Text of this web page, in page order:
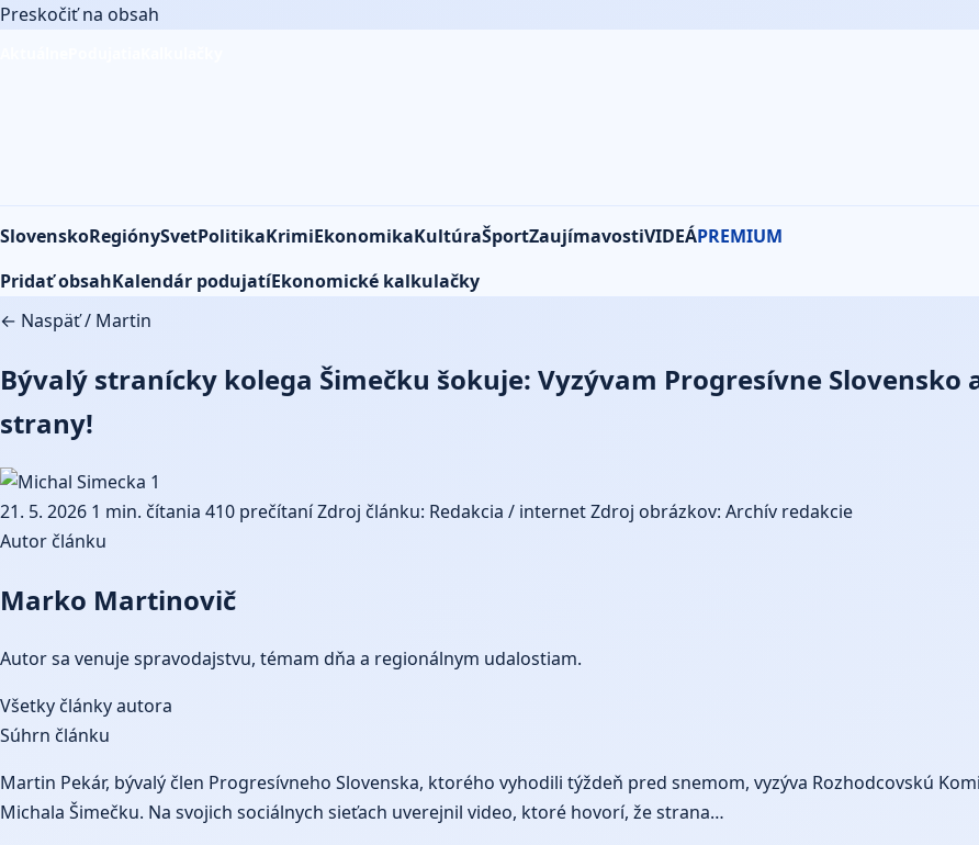
Preskočiť na obsah
SlovenskoRegiónySvetPolitikaKrimiEkonomikaKultúraŠportZaujímavostiVIDEÁPREMIUM
Pridať obsahKalendár podujatíEkonomické kalkulačky
← Naspäť/ Martin
Bývalý stranícky kolega Šimečku šokuje: Vyzývam Progresívne Slovensko
strany!
21. 5. 2026 1 min. čítania 410 prečítaníZdroj článku: Redakcia / internetZdroj obrázkov: Archív redakcie
Autor článku
Marko Martinovič
Autor sa venuje spravodajstvu, témam dňa a regionálnym udalostiam.
Všetky články autora
Súhrn článku
Martin Pekár, bývalý člen Progresívneho Slovenska, ktorého vyhodili týždeň pred snemom, vyzýva Rozhodcovskú
Michala Šimečku. Na svojich sociálnych sieťach uverejnil video, ktoré hovorí, že strana…